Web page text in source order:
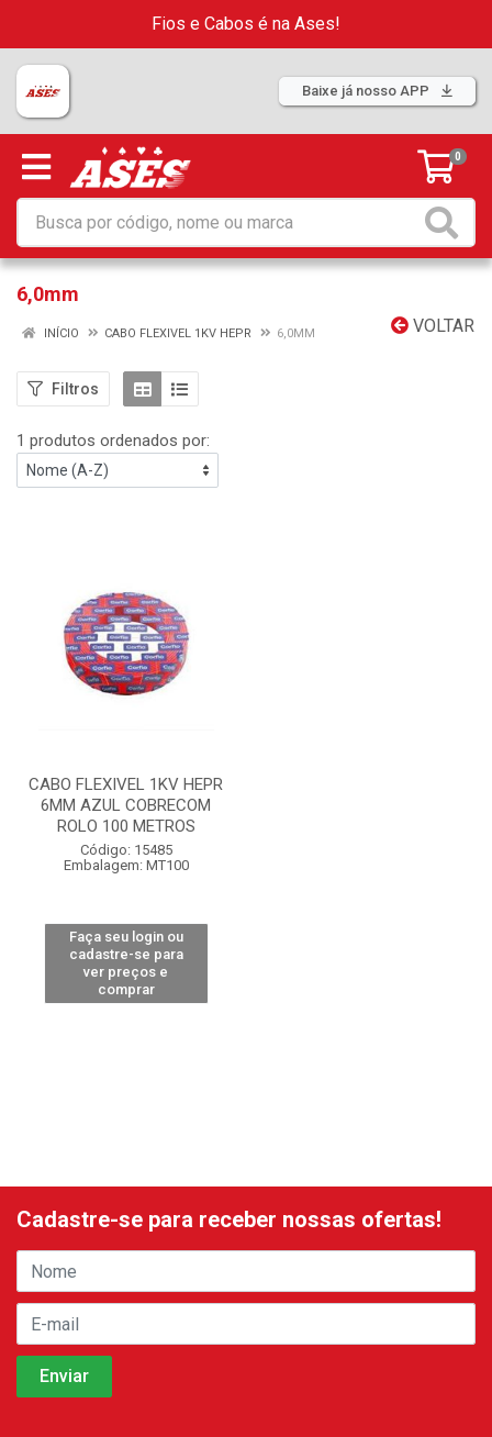
Fios e Cabos é na Ases!
Baixe já nosso APP
0
6,0mm
VOLTAR
INÍCIO CABO FLEXIVEL 1KV HEPR 6,0MM
Filtros
1 produtos ordenados por:
CABO FLEXIVEL 1KV HEPR
6MM AZUL COBRECOM
ROLO 100 METROS
Código: 15485
Embalagem: MT100
Faça seu login ou
cadastre-se para
ver preços e
comprar
Cadastre-se para receber nossas ofertas!